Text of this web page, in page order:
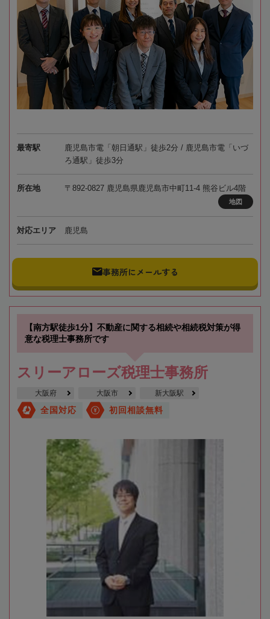
最寄駅
鹿児島市電「朝日通駅」徒歩2分 / 鹿児島市電「いづ
ろ通駅」徒歩3分
所在地 〒892-0827 鹿児島県鹿児島市中町11-4 熊谷ビル4階
地図
対応エリア 鹿児島
事務所にメールする
【南方駅徒歩1分】不動産に関する相続や相続税対策が得
意な税理士事務所です
スリーアローズ税理士事務所
大阪府 大阪市 新大阪駅
全国対応 初回相談無料